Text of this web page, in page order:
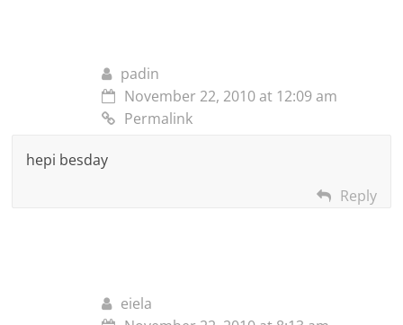
padin
November 22, 2010 at 12:09 am
Permalink
hepi besday
Reply
eiela